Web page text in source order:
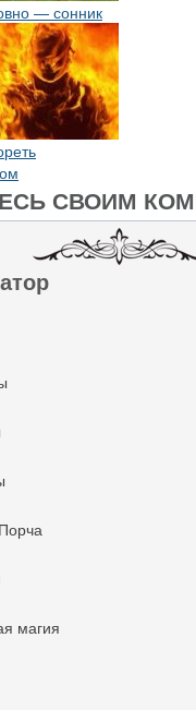
— сонник
СВОИМ
магия